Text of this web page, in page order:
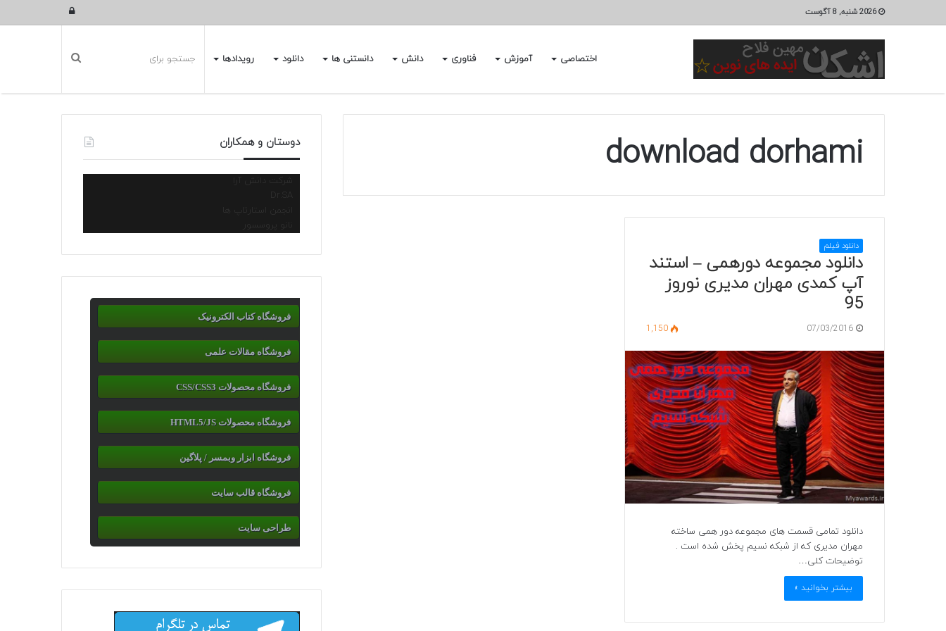
2026 شنبه, 8 آگوست ورود
اختصاصی آموزش فناوری دانش دانستنی ها دانلود رویدادها
download dorhami
دانلود فیلم
دانلود مجموعه دورهمی – استند
آپ کمدی مهران مدیری نوروز
95
07/03/2016
1,150
دانلود تمامی قسمت های مجموعه دور همی ساخته
مهران مدیری که از شبکه نسیم پخش شده است .
توضیحات کلی…
بیشتر بخوانید »
دوستان و همکاران
شرکت دانش آرا
انجمن استارتاپ ها
نانو پروسسور
فروشگاه کتاب الکترونیک
فروشگاه مقالات علمی
فروشگاه محصولات CSS/CSS3
فروشگاه محصولات HTML5/JS
فروشگاه ابزار وبمسر / پلاگین
فروشگاه قالب سایت
طراحی سایت